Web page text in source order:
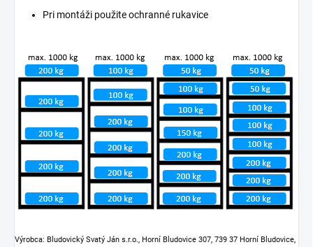
Pri montáži použite ochranné rukavice
Výrobca: Bludovický Svatý Ján s.r.o., Horní Bludovice 307, 739 37 Horní Bludovice,